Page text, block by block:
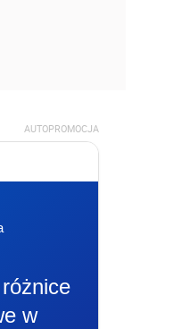
AUTOPROMOCJA
w